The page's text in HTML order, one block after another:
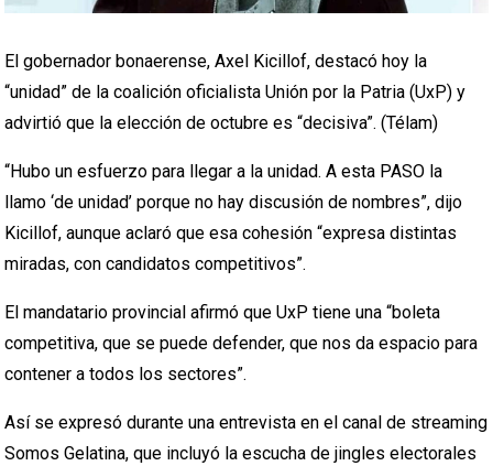
El gobernador bonaerense, Axel Kicillof, destacó hoy la
“unidad” de la coalición oficialista Unión por la Patria (UxP) y
advirtió que la elección de octubre es “decisiva”. (Télam)
“Hubo un esfuerzo para llegar a la unidad. A esta PASO la
llamo ‘de unidad’ porque no hay discusión de nombres”, dijo
Kicillof, aunque aclaró que esa cohesión “expresa distintas
miradas, con candidatos competitivos”.
El mandatario provincial afirmó que UxP tiene una “boleta
competitiva, que se puede defender, que nos da espacio para
contener a todos los sectores”.
Así se expresó durante una entrevista en el canal de streaming
Somos Gelatina, que incluyó la escucha de jingles electorales